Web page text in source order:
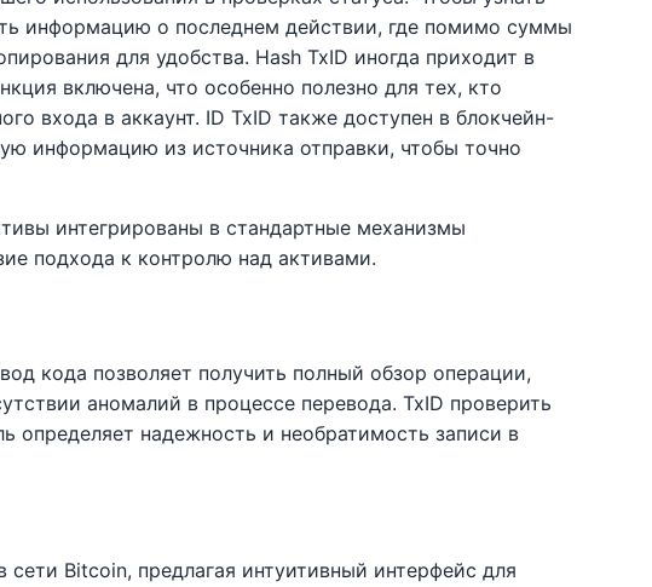
информацию о последнем действии, где помимо суммы
для удобства. Hash TxID иногда приходит в
включена, что особенно полезно для тех, кто
входа в аккаунт. ID TxID также доступен в блокчейн-
информацию из источника отправки, чтобы точно
интегрированы в стандартные механизмы
подхода к контролю над активами.
кода позволяет получить полный обзор операции,
аномалий в процессе перевода. TxID проверить
определяет надежность и необратимость записи в
Bitcoin, предлагая интуитивный интерфейс для